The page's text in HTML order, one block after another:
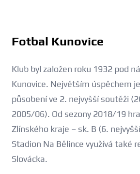
Fotbal Kunovice
Klub byl založen roku 1932 pod
Kunovice. Největším úspěchem
působení ve 2. nejvyšší soutěži
2005/06). Od sezony 2018/19
Zlínského kraje – sk. B (6.
Stadion Na Bělince využívá také
Slovácka.